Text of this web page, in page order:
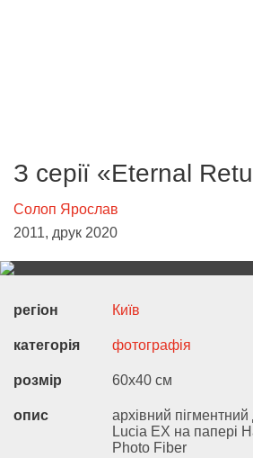
З серії «Eternal
Солоп Ярослав
2011, друк 2020
регіон Київ
категорія фотографія
розмір 60х40 см
опис
архівний
Lucia EX на папері
Photo Fiber